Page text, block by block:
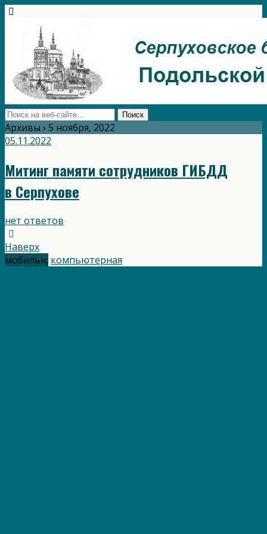
Архивы › 5 ноября, 2022
05.11.2022
Митинг памяти сотрудников ГИБДД
в Серпухове
нет ответов
Наверх
мобильн. компьютерная